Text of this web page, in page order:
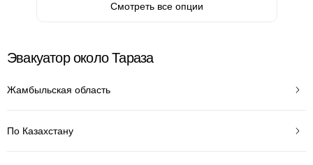
Смотреть все опции
Эвакуатор около Тараза
Жамбыльская область
По Казахстану